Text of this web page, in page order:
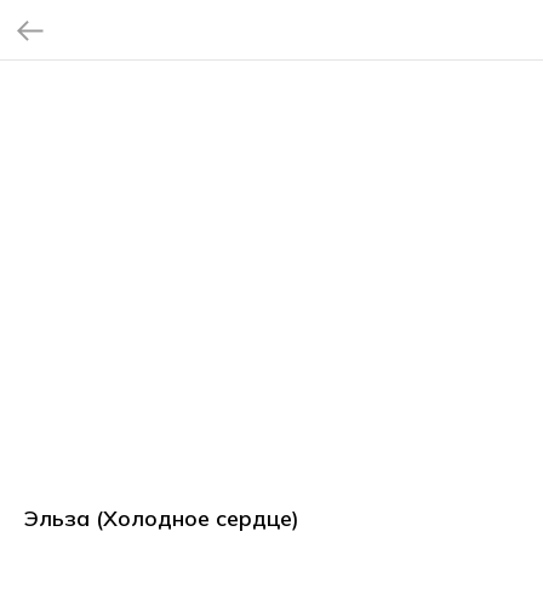
Эльза (Холодное сердце)